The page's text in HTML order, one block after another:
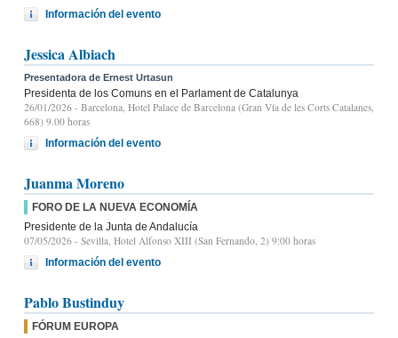
Información del evento
Jessica Albiach
Presentadora de Ernest Urtasun
Presidenta de los Comuns en el Parlament de Catalunya
26/01/2026 - Barcelona, Hotel Palace de Barcelona (Gran Vía de les Corts Catalanes,
668) 9.00 horas
Información del evento
Juanma Moreno
FORO DE LA NUEVA ECONOMÍA
Presidente de la Junta de Andalucía
07/05/2026 - Sevilla, Hotel Alfonso XIII (San Fernando, 2) 9:00 horas
Información del evento
Pablo Bustinduy
FÓRUM EUROPA